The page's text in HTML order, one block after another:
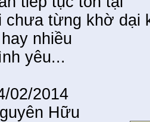
chưa từng khờ dại
nhiều
yêu...
02/2014
Hữu